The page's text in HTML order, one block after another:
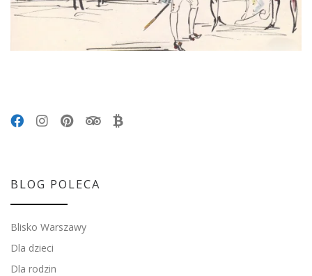
BLOG POLECA
Blisko Warszawy
Dla dzieci
Dla rodzin